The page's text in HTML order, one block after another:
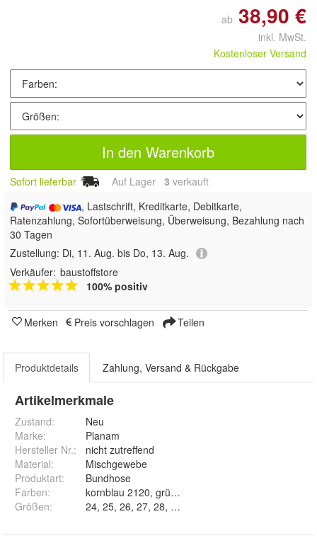
ab 38,90 €
inkl. MwSt.
Kostenloser Versand
In den Warenkorb
Sofort lieferbar Auf Lager 3 verkauft
, Lastschrift, Kreditkarte, Debitkarte,
Ratenzahlung, Sofortüberweisung, Überweisung, Bezahlung nach
30 Tagen
Zustellung: Di, 11. Aug. bis Do, 13. Aug.
Verkäufer: baustoffstore
100% positiv
Merken Preis vorschlagen Teilen
Produktdetails Zahlung, Versand & Rückgabe
Artikelmerkmale
Zustand:
Neu
Marke:
Planam
Hersteller Nr.:
nicht zutreffend
Material:
Mischgewebe
Produktart:
Bundhose
Farben:
kornblau 2120, grün 2121, reinweiß 2122, grau/
Größen: